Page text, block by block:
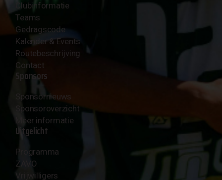
Clubinformatie
Teams
Gedragscode
Kalender & Events
Routebeschrijving
Contact
Sponsors
Sponsornieuws
Sponsoroverzicht
Meer informatie
Uitgelicht
Programma
ZAVO
Vrijwilligers